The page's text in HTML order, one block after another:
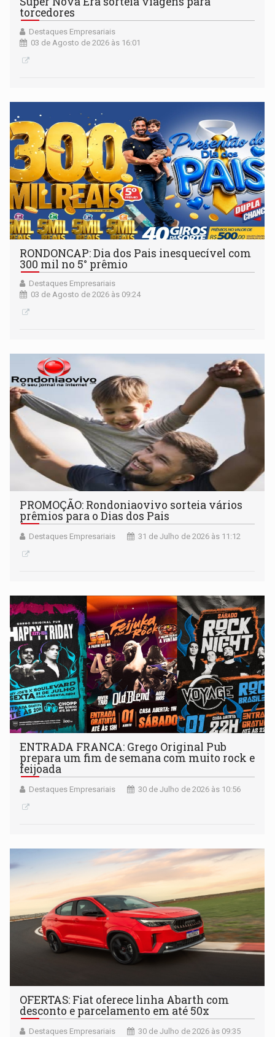
torcedores
Destaques Empresariais
03 de Agosto de 2026 às 16:01
RONDONCAP: Dia dos Pais inesquecível com
300 mil no 5° prêmio
Destaques Empresariais
03 de Agosto de 2026 às 09:24
PROMOÇÃO: Rondoniaovivo sorteia vários
prêmios para o Dias dos Pais
Destaques Empresariais 31 de Julho de 2026 às 11:12
ENTRADA FRANCA: Grego Original Pub
prepara um fim de semana com muito rock e
feijoada
Destaques Empresariais 30 de Julho de 2026 às 10:56
OFERTAS: Fiat oferece linha Abarth com
desconto e parcelamento em até 50x
Destaques Empresariais 30 de Julho de 2026 às 09:35